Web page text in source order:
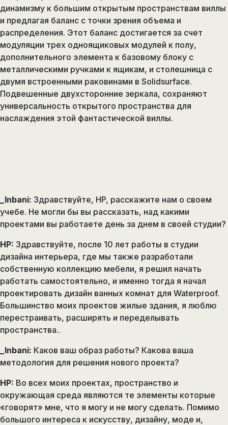
динамизму к большим открытым пространствам виллы
и предлагая баланс с точки зрения объема и
распределения. Этот баланс достигается за счет
модуляции трех одноящиковых модулей к полу,
дополнительного элемента к базовому блоку с
металлическими ручками к ящикам, и столешница с
двумя встроенными раковинами в Solidsurface.
Подвешенные двухсторонние зеркала, сохраняют
универсальность открытого пространства для
наслаждения этой фантастической виллы.
_Inbani: Здравствуйте, HP, расскажите нам о своем
учебе. Не могли бы вы рассказать, над какими
проектами вы работаете день за днем в своей студии?
HP: Здравствуйте, после 10 лет работы в студии
дизайна интерьера, где мы также разработали
собственную коллекцию мебели, я решил начать
работать самостоятельно, и именно тогда я начал
проектировать дизайн ванных комнат для Waterproof.
Большинство моих проектов жилые здания, я люблю
перестраивать, расширять и переделывать
пространства..
_Inbani: Каков ваш образ работы? Какова ваша
методология для решения нового проекта?
HP: Во всех моих проектах, пространство и
окружающая среда являются те элементы которые
«говорят» мне, что я могу и не могу сделать. Помимо
большого интереса к искусству, дизайну, моде и,